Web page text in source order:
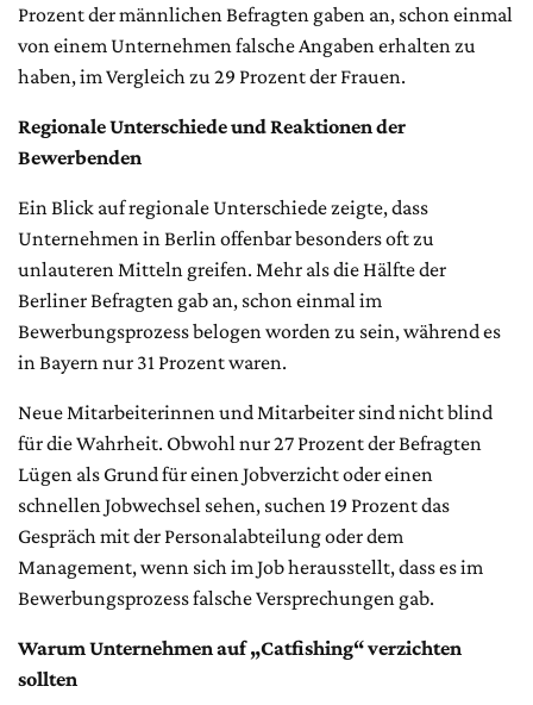
Prozent der männlichen Befragten gaben an, schon einmal
von einem Unternehmen falsche Angaben erhalten zu
haben, im Vergleich zu 29 Prozent der Frauen.
Regionale Unterschiede und Reaktionen der
Bewerbenden
Ein Blick auf regionale Unterschiede zeigte, dass
Unternehmen in Berlin offenbar besonders oft zu
unlauteren Mitteln greifen. Mehr als die Hälfte der
Berliner Befragten gab an, schon einmal im
Bewerbungsprozess belogen worden zu sein, während es
in Bayern nur 31 Prozent waren.
Neue Mitarbeiterinnen und Mitarbeiter sind nicht blind
für die Wahrheit. Obwohl nur 27 Prozent der Befragten
Lügen als Grund für einen Jobverzicht oder einen
schnellen Jobwechsel sehen, suchen 19 Prozent das
Gespräch mit der Personalabteilung oder dem
Management, wenn sich im Job herausstellt, dass es im
Bewerbungsprozess falsche Versprechungen gab.
Warum Unternehmen auf „Catfishing“ verzichten
sollten